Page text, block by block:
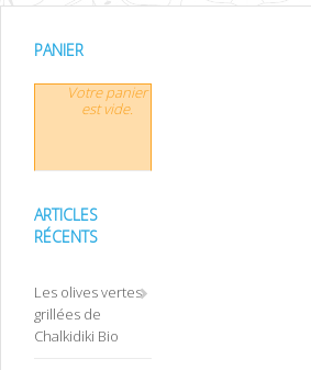
PANIER
Votre panier
est vide.
ARTICLES
RÉCENTS
Les olives vertes
grillées de
Chalkidiki Bio